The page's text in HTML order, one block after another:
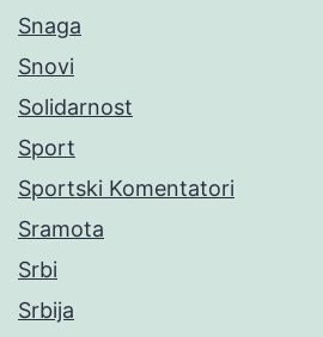
Snaga
Snovi
Solidarnost
Sport
Sportski Komentatori
Sramota
Srbi
Srbija